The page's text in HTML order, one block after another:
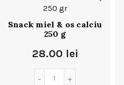
Snack miel & os calciu
250 g
28.00 lei